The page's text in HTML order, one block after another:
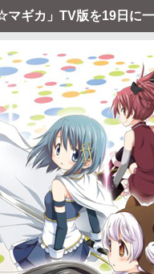
ギカ」TV版を19日に